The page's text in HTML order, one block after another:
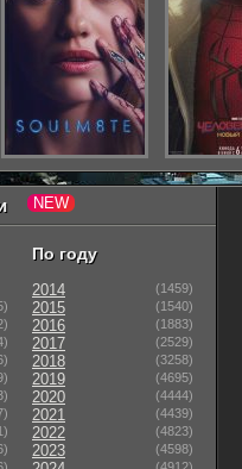
По году
2014 (1459)
2015 (1540)
2016 (1883)
2017 (2529)
2018 (3258)
2019 (4695)
2020 (4444)
2021 (4439)
2022 (4823)
2023 (4598)